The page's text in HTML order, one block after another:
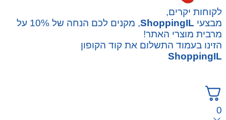
לקוחות יקרים,
מבצעי ShoppingIL
, מקנים לכם הנחה של 10% על
מרבית מוצרי האתר!
הזינו בעמוד התשלום את קוד הקופון
ShoppingIL
0